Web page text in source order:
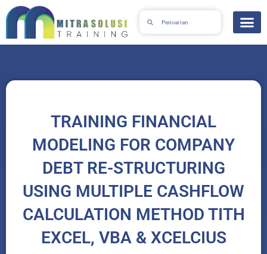
Skip
to
TRAINING FINANCIAL
MODELING FOR COMPANY
DEBT RE-STRUCTURING
USING MULTIPLE CASHFLOW
CALCULATION METHOD TITH
EXCEL, VBA & XCELCIUS